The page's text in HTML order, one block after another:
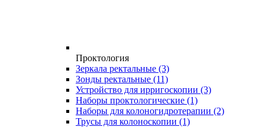
Проктология
Зеркала ректальные (3)
Зонды ректальные (11)
Устройство для ирригоскопии (3)
Наборы проктологические (1)
Наборы для колоногидротерапии (2)
Трусы для колоноскопии (1)